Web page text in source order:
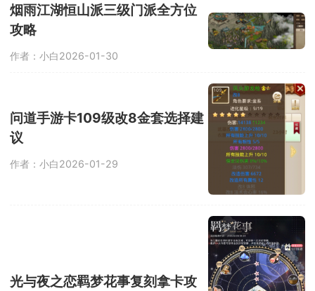
烟雨江湖恒山派三级门派全方位
攻略
作者：小白2026-01-30
问道手游卡109级改8金套选择建
议
作者：小白2026-01-29
光与夜之恋羁梦花事复刻拿卡攻